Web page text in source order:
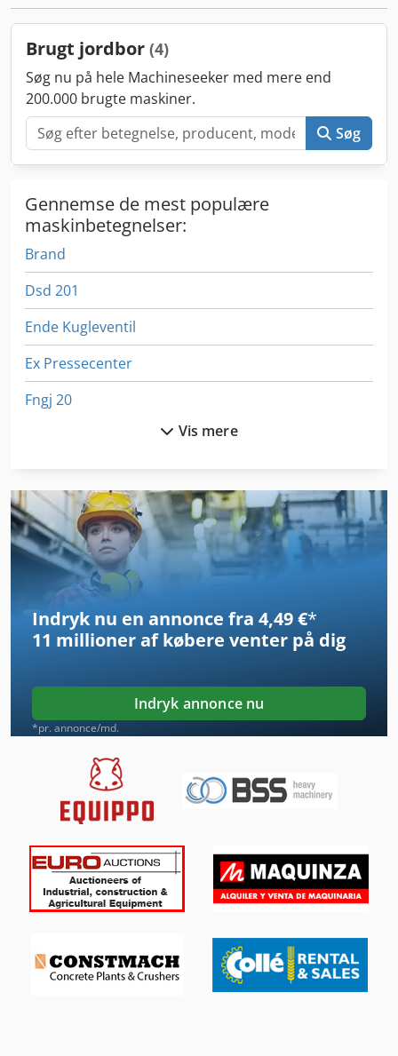
Brugt jordbor (4)
Søg nu på hele Machineseeker med mere end
200.000 brugte maskiner.
Søg
Gennemse de mest populære
maskinbetegnelser:
Brand
Dsd 201
Ende Kugleventil
Ex Pressecenter
Fngj 20
Generator
German
Hjuls Af Række
Håndtering Af
International 2674
International 433
International 434
International 560
Kgs 1670
Manual
Platform Type Mb
Vis mere
Indryk nu en annonce fra 4,49 €*
11 millioner af købere venter på dig
Indryk annonce nu
*pr. annonce/md.